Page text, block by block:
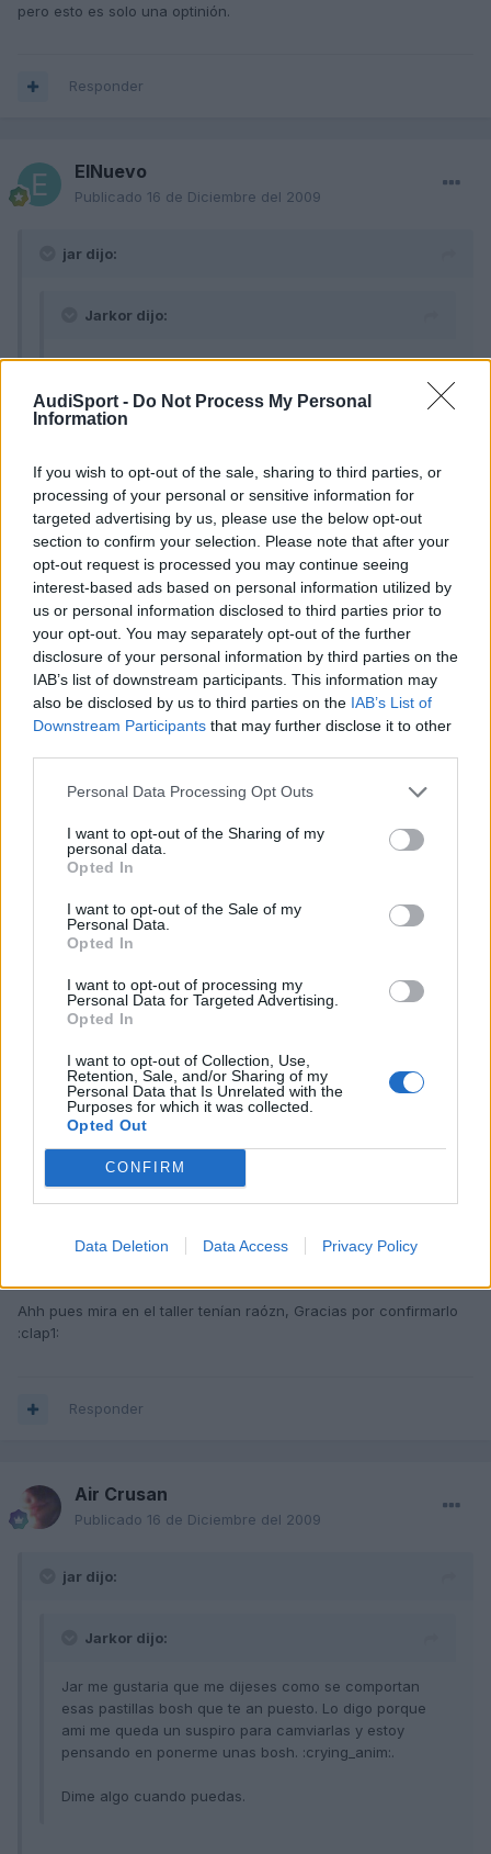
AudiSport - Do Not Process My Personal
Information
If you wish to opt-out of the sale, sharing to third parties, or
processing of your personal or sensitive information for
targeted advertising by us, please use the below opt-out
section to confirm your selection. Please note that after your
opt-out request is processed you may continue seeing
interest-based ads based on personal information utilized by
us or personal information disclosed to third parties prior to
your opt-out. You may separately opt-out of the further
disclosure of your personal information by third parties on the
IAB’s list of downstream participants. This information may
also be disclosed by us to third parties on the IAB’s List of
Downstream Participants that may further disclose it to other
Personal Data Processing Opt Outs
I want to opt-out of the Sharing of my
personal data.
Opted In
I want to opt-out of the Sale of my
Personal Data.
Opted In
I want to opt-out of processing my
Personal Data for Targeted Advertising.
Opted In
I want to opt-out of Collection, Use,
Retention, Sale, and/or Sharing of my
Personal Data that Is Unrelated with the
Purposes for which it was collected.
Opted Out
CONFIRM
Data Deletion Data Access Privacy Policy
pero esto es solo una optinión.
Responder
ElNuevo
Publicado 16 de Diciembre del 2009
jar dijo:
Jarkor dijo:
Jar me gustaria que me dijeses como se comportan
ami me queda un suspiro para camviarlas y estoy
pensando en ponerme unas bosh.
Dime algo cuando puedas.
Pues la verdad que hasta el momento se comportan
exactamente igual que las que tenía antes, no he notado
ningún tipo de cambio, yo estoy bastante contento con
estas pastillas.
La verdad es que no sé que pastillas montan como
originales pero tenía entendido que eran bosch, como
muchas de las piezas que lleva el coche. Por ejemplo, he
estado investigando la amortiguación para cambiarla en un
futuro y en varios talleres me han comentado que nuestros
audi. Supongo que habrá muchas piezas que provienen de
el conce solo pagas la pegatina de audi, pero esto es solo
una optinión.
Buenas.
Recientemente cambie las ruedas de mi blankito y al levantarlo
lo meto en lavaderos, pues si miras los amortiguadores pone
claramente sachs, sin camuflarlo ni na, jejejjejej.
Saludos
jar
Ahh pues mira en el taller tenían raózn, Gracias por confirmarlo
:clap1:
Responder
Air Crusan
Publicado 16 de Diciembre del 2009
jar dijo:
Jarkor dijo:
Jar me gustaria que me dijeses como se comportan
esas pastillas bosh que te an puesto. Lo digo porque
ami me queda un suspiro para camviarlas y estoy
pensando en ponerme unas bosh. :crying_anim:.
Dime algo cuando puedas.